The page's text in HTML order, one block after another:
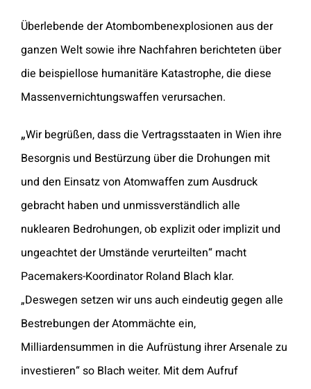
Überlebende der Atombombenexplosionen aus der
ganzen Welt sowie ihre Nachfahren berichteten über
die beispiellose humanitäre Katastrophe, die diese
Massenvernichtungswaffen verursachen.
„Wir begrüßen, dass die Vertragsstaaten in Wien ihre
Besorgnis und Bestürzung über die Drohungen mit
und den Einsatz von Atomwaffen zum Ausdruck
gebracht haben und unmissverständlich alle
nuklearen Bedrohungen, ob explizit oder implizit und
ungeachtet derUmstände verurteilten“ macht
Pacemakers-Koordinator Roland Blach klar.
„Deswegen setzen wir uns auch eindeutig gegen alle
Bestrebungen der Atommächte ein,
Milliardensummen in die Aufrüstung ihrer Arsenale zu
investieren“ so Blach weiter. Mit dem Aufruf